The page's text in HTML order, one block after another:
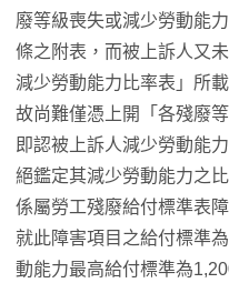
廢等級喪失或減少勞動能
條之附表，而被上訴人又
減少勞動能力比率表」所
故尚難僅憑上開「各殘廢
即認被上訴人減少勞動能
絕鑑定其減少勞動能力之
係屬勞工殘廢給付標準表
就此障害項目之給付標準
動能力最高給付標準為